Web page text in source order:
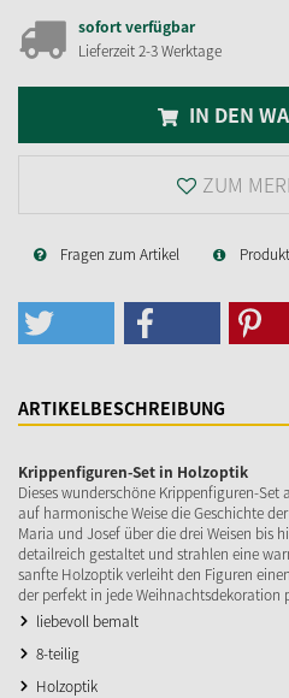
sofort verfügbar
Lieferzeit 2-3 Werktage
IN DEN
ZUM
Fragen zum Artikel
ARTIKELBESCHREIBUNG
Krippenfiguren-Set in Holzoptik
Dieses wunderschöne Krippenfiguren-
auf harmonische Weise die Geschichte
Maria und Josef über die drei Weisen bis
detailreich gestaltet und strahlen eine
sanfte Holzoptik verleiht den Figuren
der perfekt in jede Weihnachtsdekoration
liebevoll bemalt
8-teilig
Holzoptik